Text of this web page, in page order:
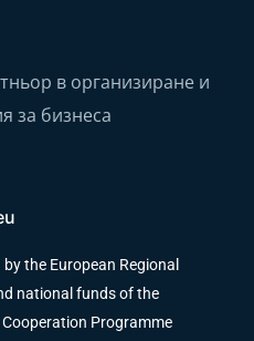
в организиране и
за бизнеса
the European Regional
national funds of the
Programme